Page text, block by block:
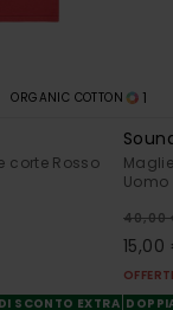
ORGANIC COTTON
corte Rosso
SCONTO EXTRA
1
Uomo
40,00
15,00